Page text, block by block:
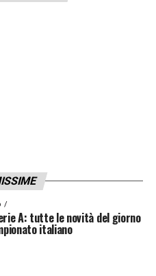
A: tutte le novità del giorno
italiano